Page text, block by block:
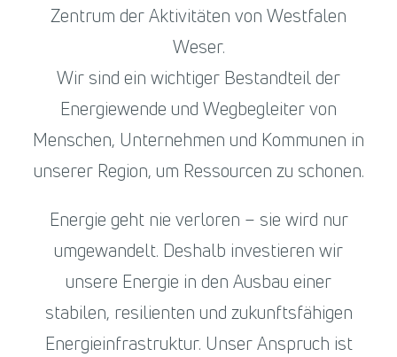
Zentrum der Aktivitäten von Westfalen
Weser.
Wir sind ein wichtiger Bestandteil der
Energiewende und Wegbegleiter von
Menschen, Unternehmen und Kommunen in
unserer Region, um Ressourcen zu schonen.
Energie geht nie verloren – sie wird nur
umgewandelt. Deshalb investieren wir
unsere Energie in den Ausbau einer
stabilen, resilienten und zukunftsfähigen
Energieinfrastruktur. Unser Anspruch ist